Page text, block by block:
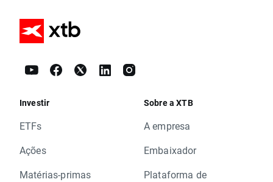
Investir
ETFs
Ações
Matérias-primas
Sobre a XTB
A empresa
Embaixador
Plataforma de